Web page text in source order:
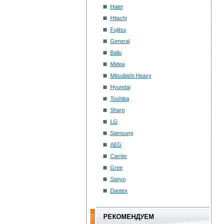
Haier
Hitachi
Fujitsu
General
Ballu
Midea
Mitsubishi Heavy
Hyundai
Toshiba
Sharp
LG
Samsung
AEG
Carrier
Gree
Sanyo
Dantex
РЕКОМЕНДУЕМ